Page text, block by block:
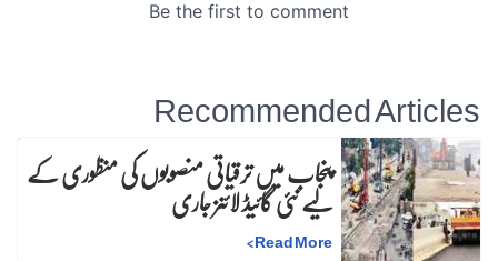
Recommended Articles
پنجاب میں ترقیاتی منصوبوں کی منظوری کے
لیے نئی گائیڈ لائنز جاری
Read More
>